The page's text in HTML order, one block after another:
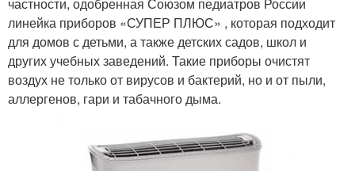
линейка приборов «СУПЕР ПЛЮС» , которая подходит
для домов с детьми, а также детских садов, школ и
других учебных заведений. Такие приборы очистят
воздух не только от вирусов и бактерий, но и от пыли,
аллергенов, гари и табачного дыма.